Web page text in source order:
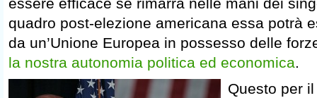
essere efficace se rimarrà nelle mani dei
quadro post-elezione americana essa potrà
da un’Unione Europea in possesso delle
la nostra autonomia politica ed economica.
Questo per